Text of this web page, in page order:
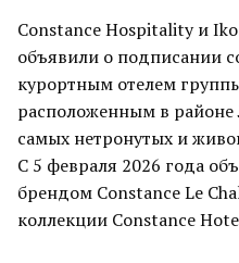
Constance Hospitality и
объявили о подписании
курортным отелем
расположенным в
самых нетронутых и
С 5 февраля 2026 года
брендом Constance Le
коллекции Constance